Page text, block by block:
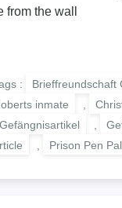
from the wall
: Brieffreundschaft
inmate
Gefängnisartikel
Prison Pen Pal